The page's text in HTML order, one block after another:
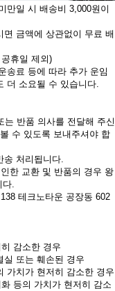
만일 시 배송비 3,000원이
금액에 상관없이 무료 배
휴일 제외)
송료 등에 따라 추가 운임
더 소요될 수 있습니다.
반품 의사를 전달해 주신
수 있도록 보내주셔야 합
송 처리됩니다.
한 교환 및 반품의 경우 왕
다.
테크노타운 공장동 602
감소한 경우
실 또는 훼손된 경우
가치가 현저히 감소한 경우
등의 가치가 현저히 감소